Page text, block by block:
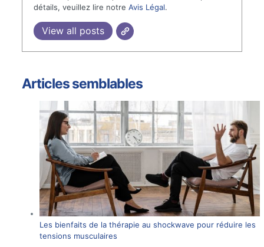
détails, veuillez lire notreAvis Légal.
View all posts
Articles semblables
Les bienfaits de la thérapie au shockwave pour réduire les
tensions musculaires